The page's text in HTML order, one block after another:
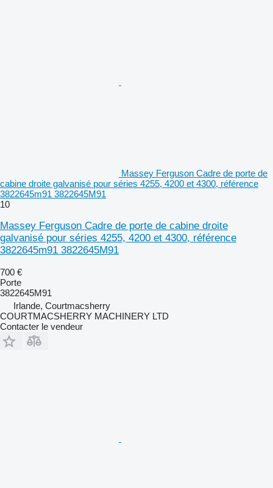
Massey Ferguson Cadre de porte de
cabine droite galvanisé pour séries 4255, 4200 et 4300, référence
3822645m91 3822645M91
10
Massey Ferguson Cadre de porte de cabine droite
galvanisé pour séries 4255, 4200 et 4300, référence
3822645m91 3822645M91
700 €
Porte
3822645M91
Irlande, Courtmacsherry
COURTMACSHERRY MACHINERY LTD
Contacter le vendeur